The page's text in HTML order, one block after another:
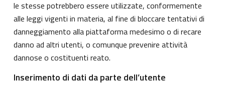
le stesse potrebbero essere utilizzate, conformemente
alle leggi vigenti in materia, al fine di bloccare tentativi di
danneggiamento alla piattaforma medesimo o di recare
danno ad altri utenti, o comunque prevenire attività
dannose o costituenti reato.
Inserimento di dati da parte dell’utente